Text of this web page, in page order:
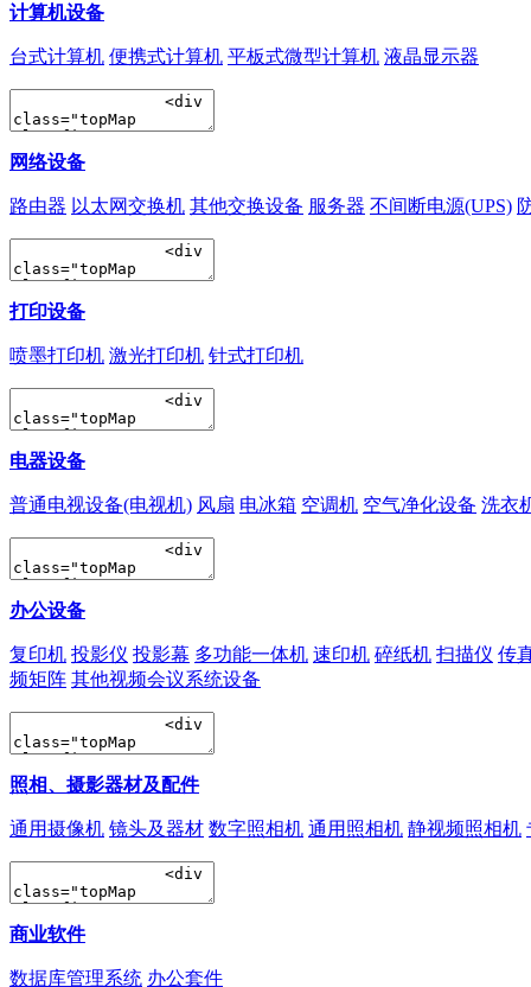
计算机设备
台式计算机 便携式计算机 平板式微型计算机 液晶显示器
网络设备
路由器 以太网交换机 其他交换设备 服务器 不间断电源(UPS)
打印设备
喷墨打印机 激光打印机 针式打印机
电器设备
普通电视设备(电视机) 风扇 电冰箱 空调机 空气净化设备 洗衣
办公设备
复印机 投影仪 投影幕 多功能一体机 速印机 碎纸机 扫描仪 传
频矩阵 其他视频会议系统设备
照相、摄影器材及配件
通用摄像机 镜头及器材 数字照相机 通用照相机 静视频照相机
商业软件
数据库管理系统 办公套件